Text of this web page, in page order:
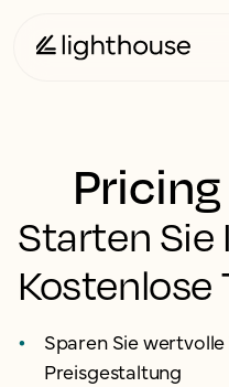
Starten Sie
Kostenlose
Sparen Sie
Preisgestaltung